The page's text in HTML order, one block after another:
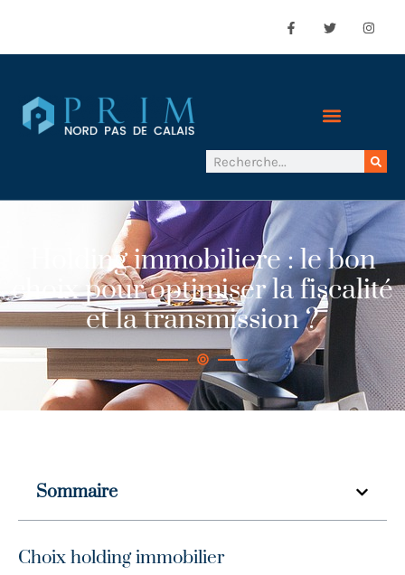
Holding immobiliere : le bon
choix pour optimiser la fiscalité
et la transmission ?
Sommaire
Choix holding immobilier